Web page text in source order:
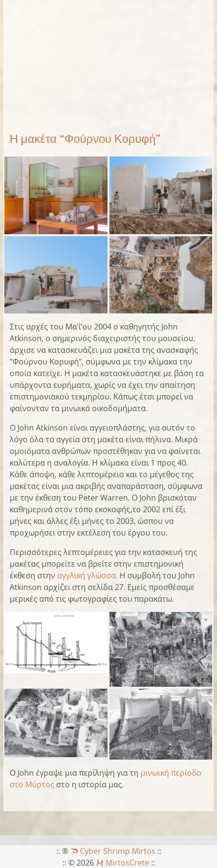
Η μακέτα “Φούρνου Κορυφή”
Στις αρχές του Μα’ί’ου 2004 ο καθηγητής John
Atkinson, ο σημερινός διαχειριστής του μουσείου,
άρχισε να κατασκευάζει μια μακέτα της ανασκαφής
“Φούρνου Κορυφή”, σύμφωνα με την κλίμακα την
οποία κατείχε. Η μακέτα κατασκευάστηκε με βάση τα
υπάρχοντα ευρήματα, χωρίς να έχει την απαίτηση
επιστημονιακού τεκμηρίου. Κάπως έτσι μπορεί να
φαίνονταν τα μινωικά οικοδομήματα.
Ο John Atkinson είναι αγγειοπλάστης, για αυτόν το
λόγο όλα τα αγγεία στη μακέτα είναι πήλινα. Μικρά
ομοιόματα ανθρώπων προστέθηκαν για να φαίνεται
καλύτερα η αναλογία. Η κλίμακα είναι 1 προς 40.
Κάθε άποψη, κάθε λεπτομέρεια και το μέγεθος της
μακέτας είναι μια ακριβής αναπαράσταση, σύμφωνα
με την έκθεση του Peter Warren. Ο John βρισκόταν
καθημερινά στον τόπο εκσκαφής,το 2002 επί έξι
μήνες και άλλες έξι μήνες το 2003, ώσπου να
προχωρήσει στην εκτέλεση του έργου του.
Περισσότερες λεπτομέρειες για την κατασκευή της
μακέτας μπορείτε να βρείτε στην επιστημονική
έκθεση στην αγγλική γλώσσα. Η συμβολή του John
Atkinson αρχίζει στη σελίδα 27. Εμείς προσθέσαμε
μερικές από τις φωτογραφίες του παρακάτω.
Ο John έγραψε μια περίληψη για τη μινωική περίοδο
στο Μύρτος στο η ιστορία μας.
:: ® Cyber Shrimp Mirtos ::
:: © 2026
MirtosCrete::